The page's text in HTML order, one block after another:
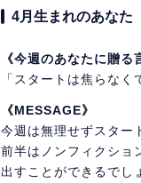
4月生まれのあなた
《今週のあなたに贈る
「スタートは焦らなく
《MESSAGE》
今週は無理せずスター
前半はノンフィクショ
出すことができるでし